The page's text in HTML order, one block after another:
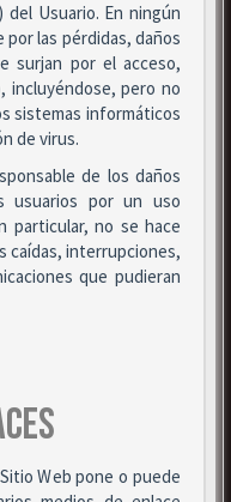
Usuario. En ningún
por las pérdidas, daños
surjan por el acceso,
incluyéndose, pero no
sistemas informáticos
de virus.
de los daños
usuarios por un uso
particular, no se hace
caídas, interrupciones,
que pudieran
Web pone o puede